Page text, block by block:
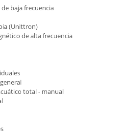
baja frecuencia
(Unittron)
de alta frecuencia
total - manual